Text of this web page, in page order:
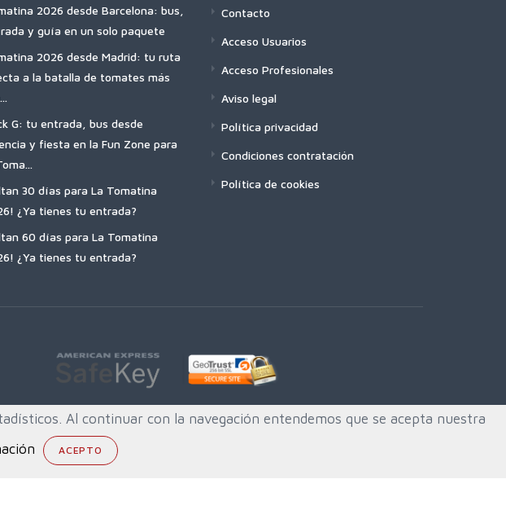
2026 desde Barcelona: bus,
y guía en un solo paquete
2026 desde Madrid: tu ruta
a la batalla de tomates más
G: tu entrada, bus desde
y fiesta en la Fun Zone para
30 días para La Tomatina
¿Ya tienes tu entrada?
60 días para La Tomatina
¿Ya tienes tu entrada?
Contacto
Acceso Usuarios
Acceso Profesionales
Aviso legal
Política privacidad
Condiciones contratación
Política de cookies
Al continuar con la navegación entendemos que se acepta nuestra